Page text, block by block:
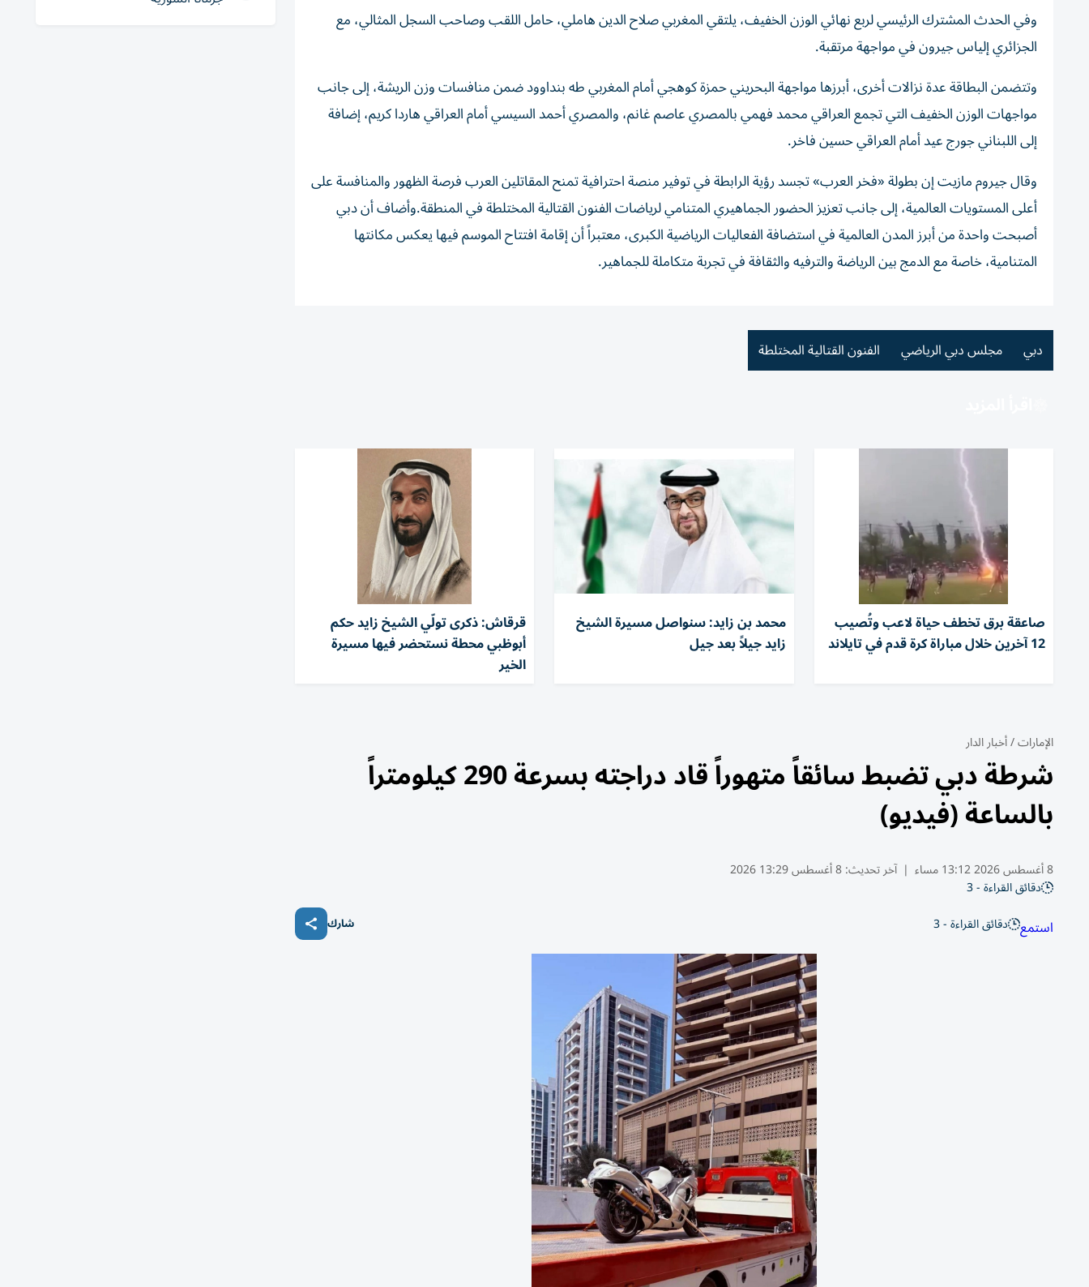
وفي الحدث المشترك الرئيسي لربع نهائي الوزن الخفيف، يلتقي المغربي صلاح الدين هاملي، حامل اللقب وصاحب السجل المثالي، مع
الجزائري إلياس جيرون في مواجهة مرتقبة.
وتتضمن البطاقة عدة نزالات أخرى، أبرزها مواجهة البحريني حمزة كوهجي أمام المغربي طه بنداوود ضمن منافسات وزن الريشة، إلى جانب
مواجهات الوزن الخفيف التي تجمع العراقي محمد فهمي بالمصري عاصم غانم، والمصري أحمد السيسي أمام العراقي هاردا كريم، إضافة
إلى اللبناني جورج عيد أمام العراقي حسين فاخر.
وقال جيروم مازيت إن بطولة «فخر العرب» تجسد رؤية الرابطة في توفير منصة احترافية تمنح المقاتلين العرب فرصة الظهور والمنافسة على
أعلى المستويات العالمية، إلى جانب تعزيز الحضور الجماهيري المتنامي لرياضات الفنون القتالية المختلطة في المنطقة.وأضاف أن دبي
أصبحت واحدة من أبرز المدن العالمية في استضافة الفعاليات الرياضية الكبرى، معتبراً أن إقامة افتتاح الموسم فيها يعكس مكانتها
المتنامية، خاصة مع الدمج بين الرياضة والترفيه والثقافة في تجربة متكاملة للجماهير.
دبي مجلس دبي الرياضي الفنون القتالية المختلطة
صاعقة برق تخطف حياة لاعب وتُصيب
12 آخرين خلال مباراة كرة قدم في تايلاند
محمد بن زايد: سنواصل مسيرة الشيخ
زايد جيلاً بعد جيل
قرقاش: ذكرى تولّي الشيخ زايد حكم
أبوظبي محطة نستحضر فيها مسيرة
الخير
الإمارات/أخبار الدار
شرطة دبي تضبط سائقاً متهوراً قاد دراجته بسرعة 290 كيلومتراً
بالساعة (فيديو)
8 أغسطس 2026 13:12 مساء | آخر تحديث:8 أغسطس 13:29 2026
دقائق القراءة - 3
استمع دقائق القراءة - 3 شارك